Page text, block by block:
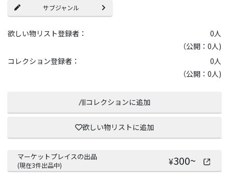
サブジャンル
欲しい物リスト登録者： 0人
（公開：0人)
コレクション登録者：
0人
（公開：0人)
コレクションに追加
欲しい物リストに追加
マーケットプレイスの出品
(現在3件出品中) ¥300~